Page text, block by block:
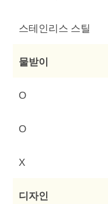
스테인리스 스틸
물받이
O
O
X
디자인